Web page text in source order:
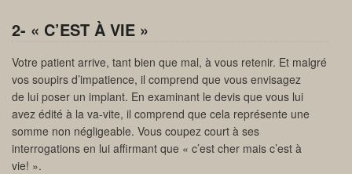
2- « C’EST À VIE »
Votre patient arrive, tant bien que mal, à vous retenir. Et malgré
vos soupirs d’impatience, il comprend que vous envisagez
de lui poser un implant. En examinant le devis que vous lui
avez édité à la va-vite, il comprend que cela représente une
somme non négligeable. Vous coupez court à ses
interrogations en lui affirmant que « c’est cher mais c’est à
vie! ».